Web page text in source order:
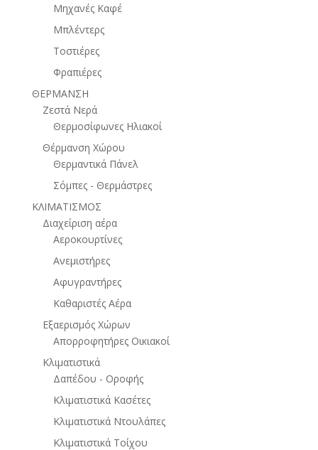
Μηχανές Καφέ
Μπλέντερς
Τοστιέρες
Φραπιέρες
ΘΕΡΜΑΝΣΗ
Ζεστά Νερά
Θερμοσίφωνες Ηλιακοί
Θέρμανση Χώρου
Θερμαντικά Πάνελ
Σόμπες - Θερμάστρες
ΚΛΙΜΑΤΙΣΜΟΣ
Διαχείριση αέρα
Αεροκουρτίνες
Ανεμιστήρες
Αφυγραντήρες
Καθαριστές Αέρα
Εξαερισμός Χώρων
Απορροφητήρες Οικιακοί
Κλιματιστικά
Δαπέδου - Οροφής
Κλιματιστικά Κασέτες
Κλιματιστικά Ντουλάπες
Κλιματιστικά Τοίχου